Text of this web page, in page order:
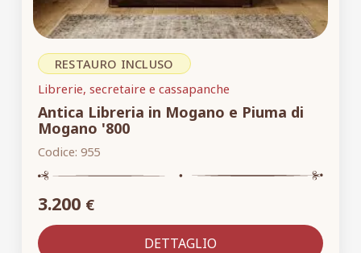
RESTAURO INCLUSO
Librerie, secretaire e cassapanche
Antica Libreria in Mogano e Piuma di
Mogano '800
Codice: 955
3.200 €
DETTAGLIO